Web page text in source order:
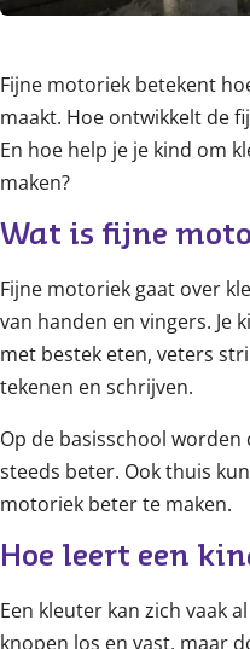
Fijne motoriek betekent
maakt. Hoe ontwikkelt de
En hoe help je je kind om
maken?
Wat is fijne
Fijne motoriek gaat over
van handen en vingers. Je
met bestek eten, veters
tekenen en schrijven.
Op de basisschool worden
steeds beter. Ook thuis
motoriek beter te maken.
Hoe leert een
Een kleuter kan zich vaak
knopen los en vast, maar